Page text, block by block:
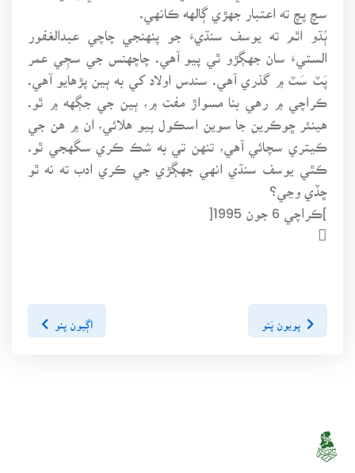
سچ پچ ته اعتبار جهڙي ڳالهه ڪانهي.
ٻُڌو اٿم ته يوسف سنڌيءَ جو پنهنجي چاچي عبدالغفور
الستيءَ سان جهڳڙو ٿي پيو آهي. چاچهنس جي سڄِي عمر
پَٽ سَٽ ۾ گذري آهي. سندس اولاد کي به ٻين پڙهايو آهي.
ڪراچي ۾ رهي بنا مسواڙ مفت ۾، ٻين جي جڳهه ۾ ٿو.
هينئر ڇوڪرين جا سوين اسڪول پيو هلائي، ان ۾ هن جي
ڪيتري سچائي آهي، تنهن تي به شڪ ڪري سگهجي ٿو.
ڪٿي يوسف سنڌي انهي جهڳڙي جي ڪري ادب ته نه ٿو
ڇڏي وڃي؟
]ڪراچي 6 جون 1995[

پويون پَنو اڳيون پنو